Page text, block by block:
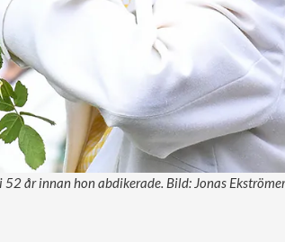
år innan hon abdikerade. Bild: Jonas